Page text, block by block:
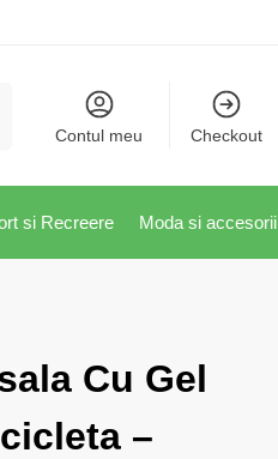
Contul meu Checkout
si Recreere Moda si accesorii
Cu Gel
–